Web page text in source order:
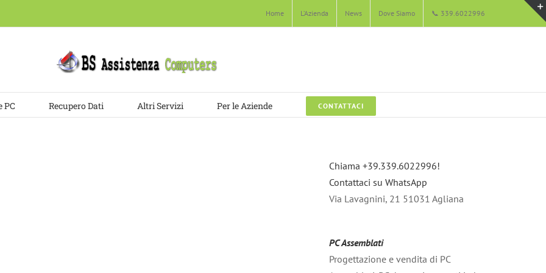
Home L’Azienda News Dove Siamo 📞 339.6022996
PC Recupero Dati Altri Servizi Per le Aziende CONTATTACI
Chiama +39.339.6022996!
Contattaci su WhatsApp
Via Lavagnini, 21 51031 Agliana
PC Assemblati
Progettazione e vendita di PC